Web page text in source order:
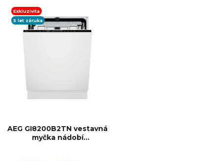
ů
nádobí: 14, Počet programů: 8,
Spotřeba vody na cyklus: 8,5...
Exkluzivita
5 let záruka
AEG GI8200B2TN vestavná
myčka nádobí